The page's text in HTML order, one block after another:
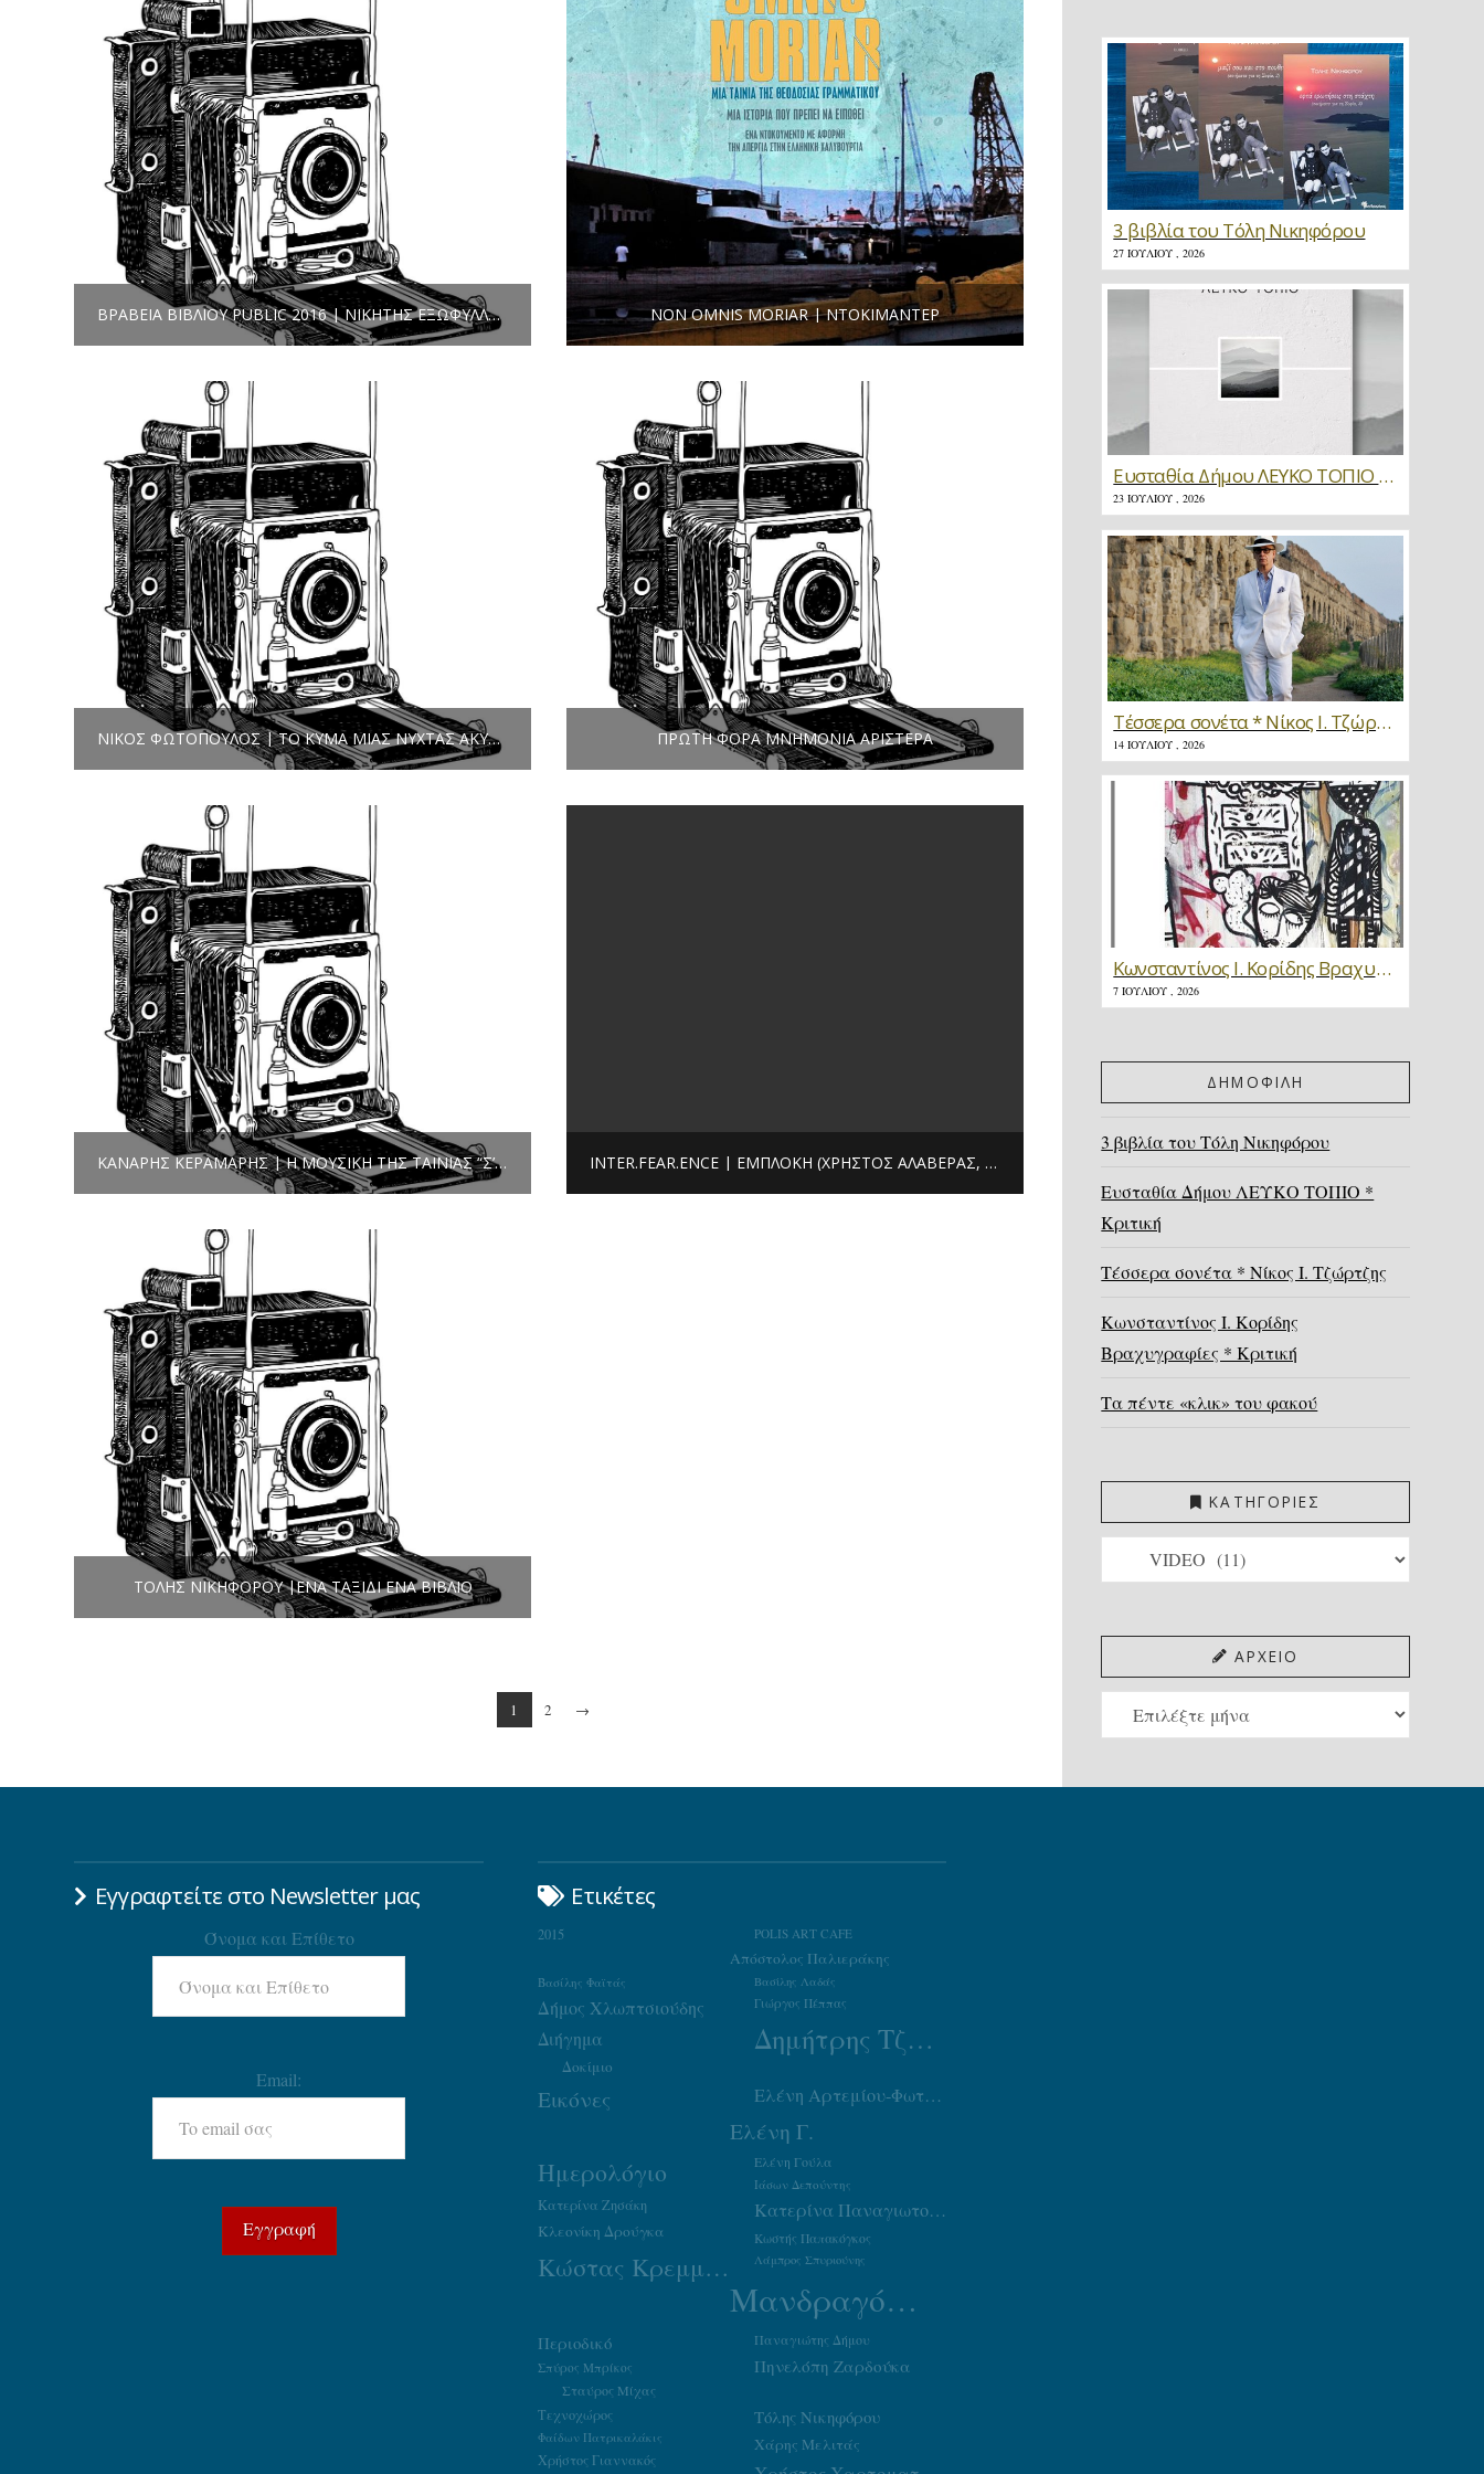
ΒΡΑΒΕΊΑ ΒΙΒΛΊΟΥ PUBLIC 2016 | ΝΙΚΗΤΉΣ ΕΞΩΦΎΛΛΟΥ: ΚΑΤΕΡΊΝΑ ΚΑΖΟΛΈΑ – LILIANA PORTER NON OMNIS MORIAR | ΝΤΟΚΙΜΑΝΤΈΡ
ΝΊΚΟΣ ΦΩΤΌΠΟΥΛΟΣ | ΤΟ ΚΎΜΑ ΜΙΑΣ ΝΎΧΤΑΣ ΑΚΥΒΈΡΝΗΤΗΣ ΠΡΏΤΗ ΦΟΡΆ ΜΝΗΜΌΝΙΑ ΑΡΙΣΤΕΡΆ
ΚΑΝΆΡΗΣ ΚΕΡΑΜΆΡΗΣ | Η ΜΟΥΣΙΚΉ ΤΗΣ ΤΑΙΝΊΑΣ “Σ’ ΑΓΑΠΏ. ΕΛΟΓΟΚΡΊΘΗ!” INTER.FEAR.ENCE | ΕΜΠΛΟΚΉ (ΧΡΉΣΤΟΣ ΑΛΑΒΈΡΑΣ, ΧΡΙΣΤΊΝΑ ΦΟΊΤΟΥ, ΝΑΤΑΛΊΑ ΠΑΡΘΕΝΊΟΥ, ΘΟΔΩΡΉΣ ΠΙΣΤΙΌΛΑΣ)
ΤΌΛΗΣ ΝΙΚΗΦΌΡΟΥ |ΈΝΑ ΤΑΞΊΔΙ ΈΝΑ ΒΙΒΛΊΟ
1 2 →
3 βιβλία του Τόλη Νικηφόρου
27 ΙΟΥΛΊΟΥ , 2026
Ευσταθία Δήμου ΛΕΥΚΟ ΤΟΠΙΟ * Κριτική
23 ΙΟΥΛΊΟΥ , 2026
Τέσσερα σονέτα * Νίκος Ι. Τζώρτζης
14 ΙΟΥΛΊΟΥ , 2026
Κωνσταντίνος Ι. Κορίδης Βραχυγραφίες * Κριτική
7 ΙΟΥΛΊΟΥ , 2026
ΔΗΜΟΦΙΛΗ
3 βιβλία του Τόλη Νικηφόρου
Ευσταθία Δήμου ΛΕΥΚΟ ΤΟΠΙΟ *
Κριτική
Τέσσερα σονέτα * Νίκος Ι. Τζώρτζης
Κωνσταντίνος Ι. Κορίδης
Βραχυγραφίες * Κριτική
Τα πέντε «κλικ» του φακού
ΚΑΤΗΓΟΡΙΕΣ
ΚΑΤΗΓΟΡΙΕΣ
ΑΡΧΕΙΟ
ΑΡΧΕΙΟ
Εγγραφτείτε στο Newsletter μας
Όνομα και Επίθετο
Email:
Ετικέτες
2015 POLIS ART CAFE
Απόστολος Παλιεράκης
Βασίλης Λαδάς
Βασίλης Φαϊτάς
Γιώργος Πέππας
Δήμος Χλωπτσιούδης
Δημήτρης Τζουμάκας
Διήγημα
Δοκίμιο
Εικόνες Ελένη Αρτεμίου-Φωτιάδου
Ελένη Γ.
Ελένη Γούλα
Ημερολόγιο Ιάσων Δεπούντης
Κατερίνα Ζησάκη Κατερίνα Παναγιωτοπούλου
Κλεονίκη Δρούγκα Κωστής Παπακόγκος
Κώστας Κρεμμύδας Λάμπρος Σπυριούνης
Μανδραγόρας
Παναγιώτης Δήμου
Περιοδικό
Πηνελόπη Ζαρδούκα
Σπύρος Μπρίκος
Σταύρος Μίχας
Τεχνοχώρος
Τόλης Νικηφόρου
Φαίδων Πατρικαλάκις Χάρης Μελιτάς
Χρήστος Γιαννακός